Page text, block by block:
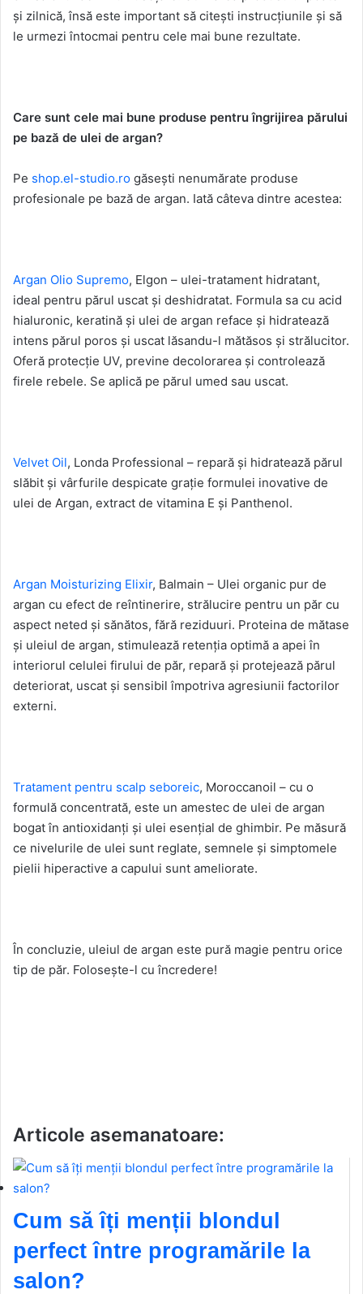
și zilnică, însă este important să citești instrucțiunile și să
le urmezi întocmai pentru cele mai bune rezultate.
Care sunt cele mai bune produse pentru îngrijirea părului
pe bază de ulei de argan?
Pe shop.el-studio.ro găsești nenumărate produse
profesionale pe bază de argan. Iată câteva dintre acestea:
Argan Olio Supremo, Elgon – ulei-tratament hidratant,
ideal pentru părul uscat și deshidratat. Formula sa cu acid
hialuronic, keratină și ulei de argan reface și hidratează
intens părul poros și uscat lăsandu-l mătăsos și strălucitor.
Oferă protecție UV, previne decolorarea și controlează
firele rebele. Se aplică pe părul umed sau uscat.
Velvet Oil, Londa Professional – repară și hidratează părul
slăbit și vârfurile despicate grație formulei inovative de
ulei de Argan, extract de vitamina E și Panthenol.
Argan Moisturizing Elixir, Balmain – Ulei organic pur de
argan cu efect de reîntinerire, strălucire pentru un păr cu
aspect neted și sănătos, fără reziduuri. Proteina de mătase
și uleiul de argan, stimulează retenția optimă a apei în
interiorul celulei firului de păr, repară și protejează părul
deteriorat, uscat și sensibil împotriva agresiunii factorilor
externi.
Tratament pentru scalp seboreic, Moroccanoil – cu o
formulă concentrată, este un amestec de ulei de argan
bogat în antioxidanți și ulei esențial de ghimbir. Pe măsură
ce nivelurile de ulei sunt reglate, semnele și simptomele
pielii hiperactive a capului sunt ameliorate.
În concluzie, uleiul de argan este pură magie pentru orice
tip de păr. Folosește-l cu încredere!
Articole asemanatoare:
Cum să îți menții blondul
perfect între programările la
salon?